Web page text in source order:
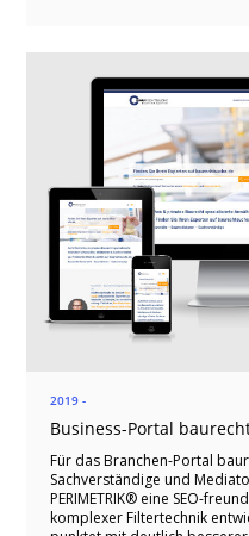
2019 -
Business-Portal
Für das Branchen-Portal
Sachverständige und
PERIMETRIK® eine SEO-
komplexer Filtertechnik